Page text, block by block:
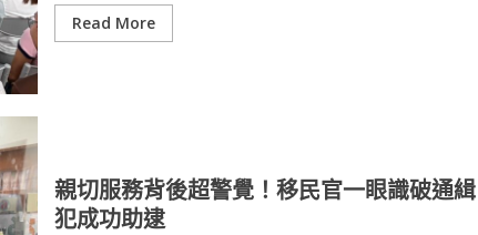
Read More
親切服務背後超警覺！移民官一眼識破通緝
犯成功助逮